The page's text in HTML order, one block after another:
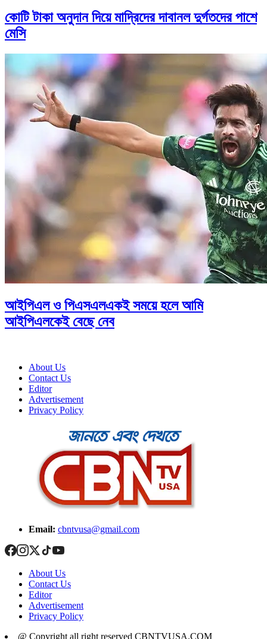
কোটি টাকা অনুদান দিয়ে মাদ্রিদের দাবানল দুর্গতদের পাশে
মেসি
আইপিএল ও পিএসএলএকই সময়ে হলে আমি
আইপিএলকেই বেছে নেব
About Us
Contact Us
Editor
Advertisement
Privacy Policy
Email: cbntvusa@gmail.com
About Us
Contact Us
Editor
Advertisement
Privacy Policy
@ Copyright all right reserved CBNTVUSA.COM